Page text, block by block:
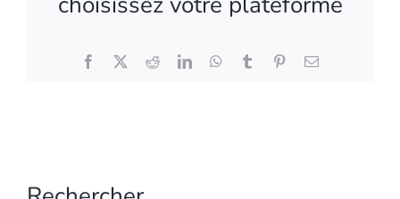
Facebook RedditLinkedInWhatsApp
Tumblr PinterestEmail